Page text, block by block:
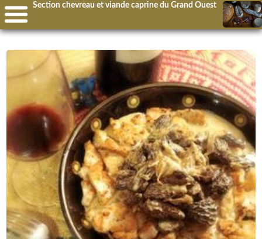
Section chevreau et viande caprine du Grand Ouest